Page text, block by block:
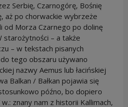
Serbię, Czarnogórę, Bośnię
aż po chorwackie wybrzeże
od Morza Czarnego po dolinę
starożytności – a także
– w tekstach pisanych
tego obszaru używano
nazwy Aemus lub łacińskiej
Balkan / Bałkan pojawia się
późno, bo dopiero
znany nam z historii Kallimach,